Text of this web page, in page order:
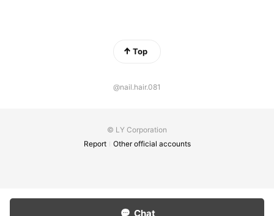
Top
@nail.hair.081
© LY Corporation
Report
Other official accounts
Chat